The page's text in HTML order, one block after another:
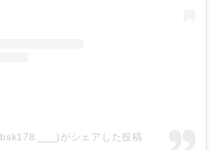
がシェアした投稿